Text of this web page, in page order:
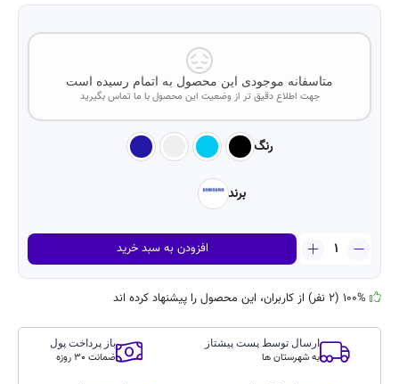
صفحه‌نمایش با‌کیفیت / دوربین اصلی قدرتمند / پردازنده مناسب / رابط
مدل
Galaxy A۲۵
متاسفانه موجودی این محصول به اتمام رسیده است
جهت اطلاع دقیق تر از وضعیت این محصول با ما تماس بگیرید
رنگ
برند
سامسونگ
مدل
A25
افزودن به سبد خرید
ارسال توسط پست پیشتاز
به شهرستان ها
باز پرداخت پول
ضمانت 30 روزه